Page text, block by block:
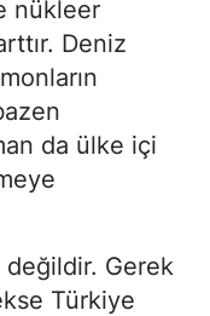
nükleer
Deniz
da ülke içi
değildir. Gerek
Türkiye